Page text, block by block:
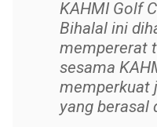
KAHMI Golf
Bihalal ini
mempererat
sesama
memperkuat
yang berasal